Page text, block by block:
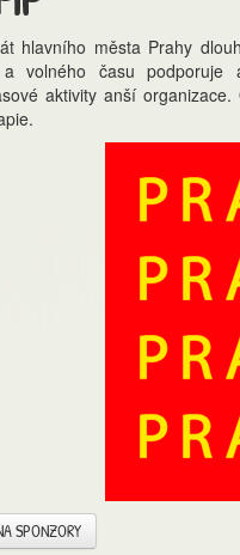
hlavního města Prahy
volného času podporuje
aktivity anší
SPONZORY